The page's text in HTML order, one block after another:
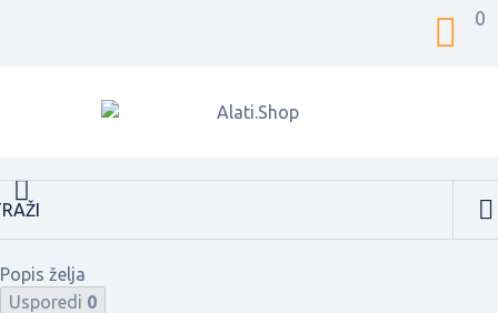
0
Popis želja
Usporedi 0